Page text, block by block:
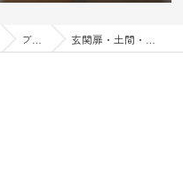
ブログ 玄関扉・土間・キッチン